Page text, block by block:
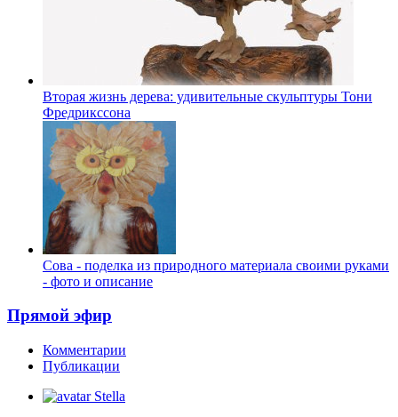
Вторая жизнь дерева: удивительные скульптуры Тони
Фредрикссона
Сова - поделка из природного материала своими руками
- фото и описание
Прямой эфир
Комментарии
Публикации
Stella